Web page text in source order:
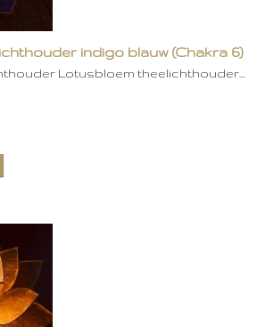
indigo blauw (Chakra 6)
Lotusbloem theelichthouder…